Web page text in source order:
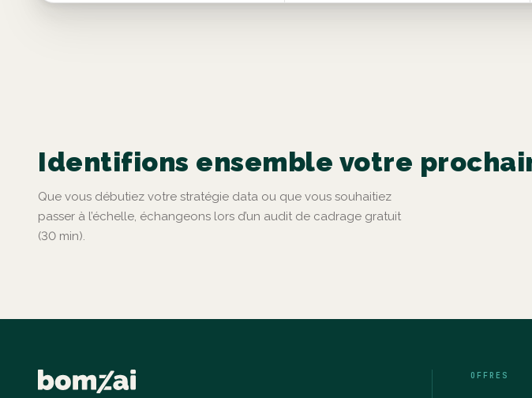
Identifions ensemble votre
Que vous débutiez votre stratégie data ou que vous souhaitiez
passer à l’échelle, échangeons lors d’un audit de cadrage gratuit
(30 min).
OFFRES